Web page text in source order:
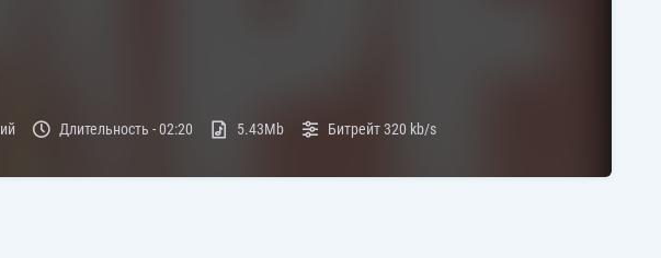
Длительность -02:20 5.43Mb Битрейт320 kb/s